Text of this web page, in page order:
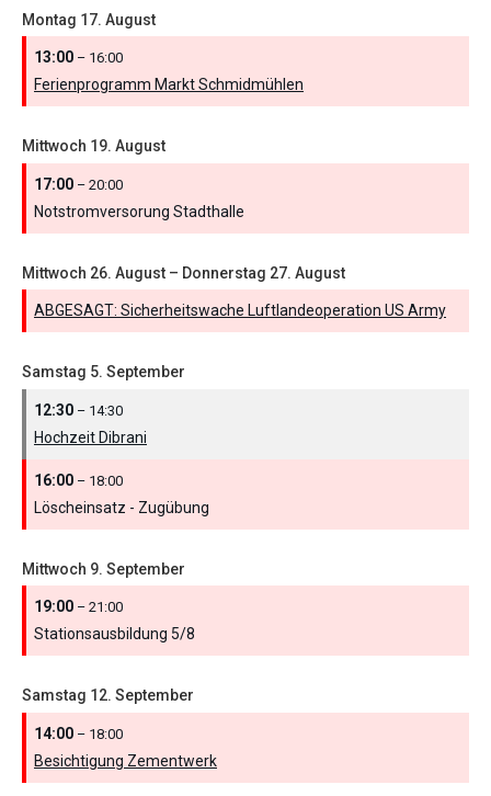
Montag 17. August
13:00 – 16:00
Ferienprogramm Markt Schmidmühlen
Mittwoch 19. August
17:00 – 20:00
Notstromversorung Stadthalle
Mittwoch 26. August – Donnerstag 27. August
ABGESAGT: Sicherheitswache Luftlandeoperation US Army
Samstag 5. September
12:30 – 14:30
Hochzeit Dibrani
16:00 – 18:00
Löscheinsatz - Zugübung
Mittwoch 9. September
19:00 – 21:00
Stationsausbildung 5/8
Samstag 12. September
14:00 – 18:00
Besichtigung Zementwerk